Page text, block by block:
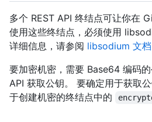
多个 REST API 终结点可让你在
使用这些终结点，必须使用
详细信息，请参阅 libsodium 文档
要加密机密，需要 Base64 编码
API 获取公钥。 要确定用于获取
于创建机密的终结点中的